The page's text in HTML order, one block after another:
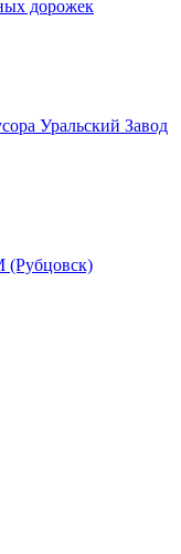
дорожек
Уральский Завод